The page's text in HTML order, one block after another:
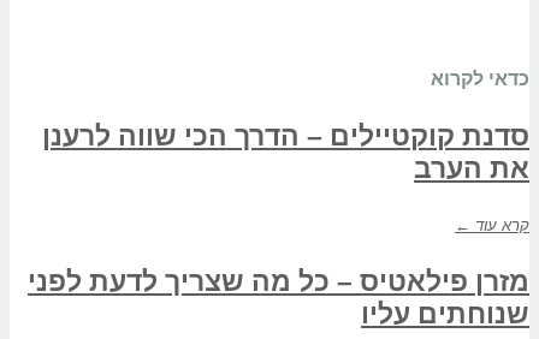
כדאי לקרוא
סדנת קוקטיילים – הדרך הכי שווה לרענן
את הערב
קרא עוד ←
מזרן פילאטיס – כל מה שצריך לדעת לפני
שנוחתים עליו